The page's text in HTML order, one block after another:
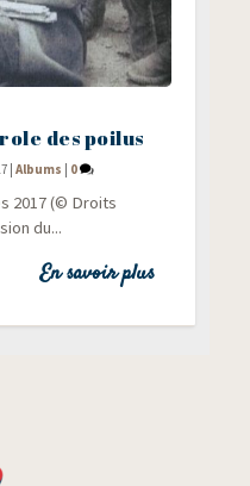
des poilus
|Albums | 0
2017 (© Droits
du...
En savoir plus